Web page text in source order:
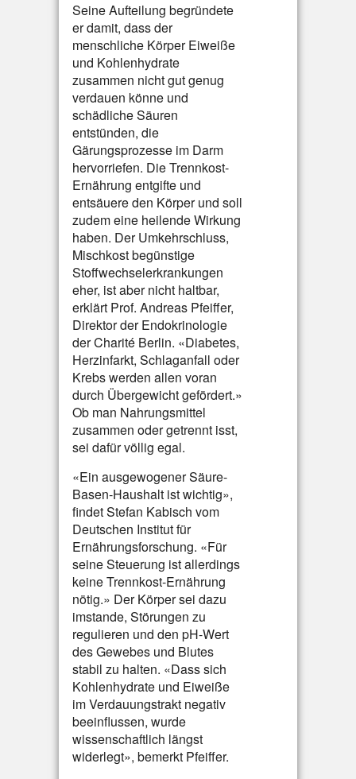
Seine Aufteilung begründete
er damit, dass der
menschliche Körper Eiweiße
und Kohlenhydrate
zusammen nicht gut genug
verdauen könne und
schädliche Säuren
entstünden, die
Gärungsprozesse im Darm
hervorriefen. Die Trennkost-
Ernährung entgifte und
entsäuere den Körper und soll
zudem eine heilende Wirkung
haben. Der Umkehrschluss,
Mischkost begünstige
Stoffwechselerkrankungen
eher, ist aber nicht haltbar,
erklärt Prof. Andreas Pfeiffer,
Direktor der Endokrinologie
der Charité Berlin. «Diabetes,
Herzinfarkt, Schlaganfall oder
Krebs werden allen voran
durch Übergewicht gefördert.»
Ob man Nahrungsmittel
zusammen oder getrennt isst,
sei dafür völlig egal.
«Ein ausgewogener Säure-
Basen-Haushalt ist wichtig»,
findet Stefan Kabisch vom
Deutschen Institut für
Ernährungsforschung. «Für
seine Steuerung ist allerdings
keine Trennkost-Ernährung
nötig.» Der Körper sei dazu
imstande, Störungen zu
regulieren und den pH-Wert
des Gewebes und Blutes
stabil zu halten. «Dass sich
Kohlenhydrate und Eiweiße
im Verdauungstrakt negativ
beeinflussen, wurde
wissenschaftlich längst
widerlegt», bemerkt Pfeiffer.